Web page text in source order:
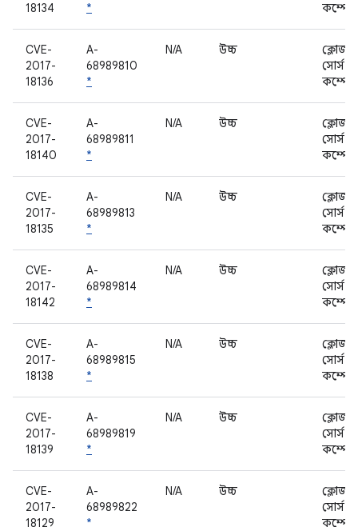
18134
*
CVE-
2017-
18136
A-
68989810
*
N/A উচ্চ
ক্লোজড
সোর্স
CVE-
2017-
18140
A-
68989811
*
N/A উচ্চ
ক্লোজড
সোর্স
CVE-
2017-
18135
A-
68989813
*
N/A উচ্চ
ক্লোজড
সোর্স
CVE-
2017-
18142
A-
68989814
*
N/A উচ্চ
ক্লোজড
সোর্স
CVE-
2017-
18138
A-
68989815
*
N/A উচ্চ
ক্লোজড
সোর্স
CVE-
2017-
18139
A-
68989819
*
N/A উচ্চ
ক্লোজড
সোর্স
CVE-
2017-
18129
A-
68989822
*
N/A উচ্চ
ক্লোজড
সোর্স